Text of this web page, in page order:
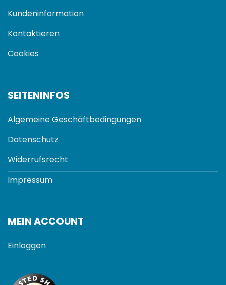
Kundeninformation
Kontaktieren
Cookies
SEITENINFOS
Algemeine Geschäftbedingungen
Datenschutz
Widerrufsrecht
Impressum
MEIN ACCOUNT
Einloggen